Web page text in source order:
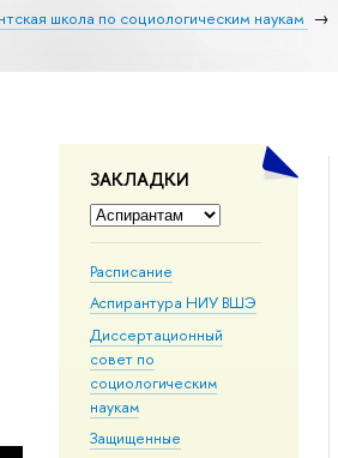
школа по социологическим наукам
ЗАКЛАДКИ
Расписание
Аспирантура НИУ ВШЭ
Диссертационный
совет по
социологическим
наукам
Защищенные